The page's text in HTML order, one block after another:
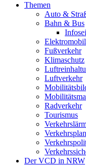
Themen
Auto &
Bahn & Bus
Fußverkehr
Klimaschutz
Luftverkehr
Radverkehr
Tourismus
Der VCD in NRW